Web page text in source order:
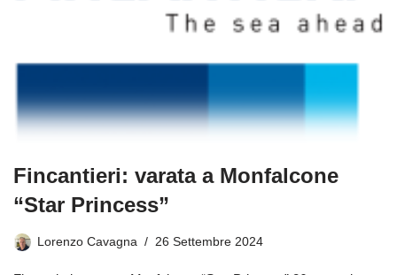
Fincantieri: varata a Monfalcone
“Star Princess”
Lorenzo Cavagna 26 Settembre 2024